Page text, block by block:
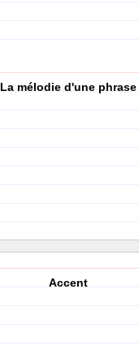
La mélodie d'une phrase
Accent